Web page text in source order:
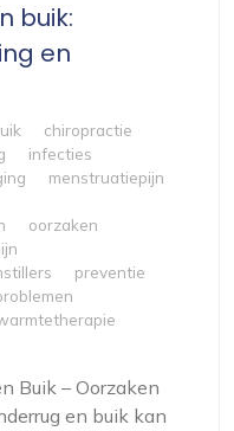
buik:
en
chiropractie
infecties
menstruatiepijn
oorzaken
preventie
Buik – Oorzaken
en buik kan